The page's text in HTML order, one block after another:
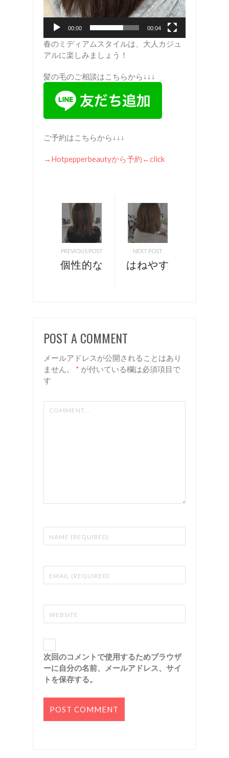
00:00 00:04
春のミディアムスタイルは、大人カジュ
アルに楽しみましょう！
髪の毛のご相談はこちらから↓↓↓
ご予約はこちらから↓↓↓
→Hotpepperbeautyから予約 ←click
PREVIOUS POST
個性的な
ン
NEXT POST
はねやす
ン
POST A COMMENT
メールアドレスが公開されることはあり
ません。
* が付いている欄は必須項目で
す
次回のコメントで使用するためブラウザ
ーに自分の名前、メールアドレス、サイ
トを保存する。